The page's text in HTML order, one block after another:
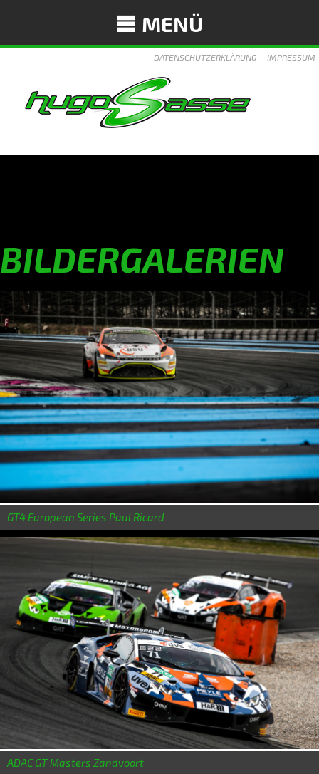
MENÜ
DATENSCHUTZERKLÄRUNG IMPRESSUM
BILDERGALERIEN
GT4 European Series Paul Ricard
ADAC GT Masters Zandvoort